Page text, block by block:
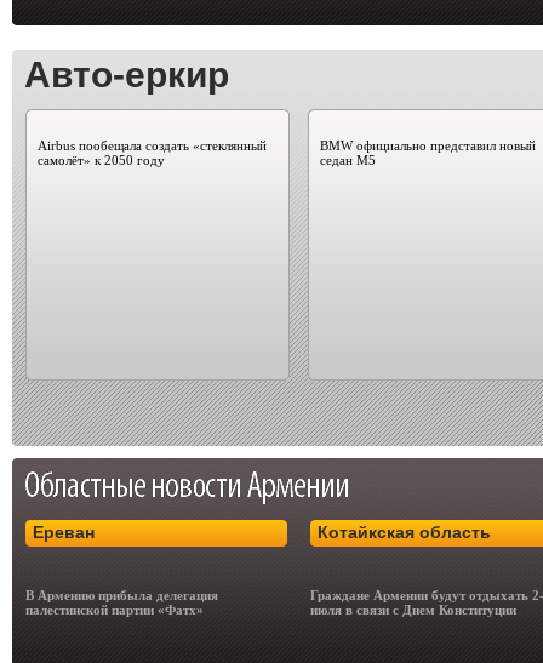
Авто-еркир
Airbus пообещала создать «стеклянный
самолёт» к 2050 году
BMW официально представил новый
седан M5
Ереван
В Армению прибыла делегация
палестинской партии «Фатх»
Котайкская область
Граждане Армении будут отдыхать
июля в связи с Днем Конституции